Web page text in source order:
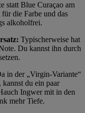
statt Blue Curaçao am
die Farbe und das
alkoholfrei.
Typischerweise hat
Du kannst ihn durch
in der „Virgin-Variante“
du ein paar
Ingwer mit in den
mehr Tiefe.